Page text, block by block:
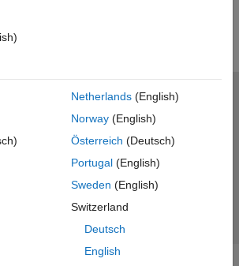
Netherlands(English)
Norway(English)
Österreich (Deutsch)
Portugal(English)
Sweden (English)
Switzerland
Deutsch
English
プライバシー ポリシー
アプリケーション ステータス
MathWorks, Inc.